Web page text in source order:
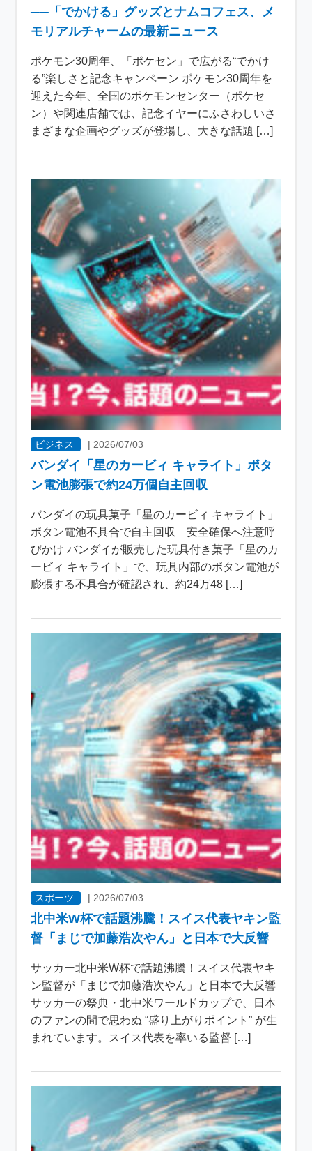
──「でかける」グッズとナムコフェス、メ
モリアルチャームの最新ニュース
ポケモン30周年、「ポケセン」で広がる“でかけ
る”楽しさと記念キャンペーン ポケモン30周年を
迎えた今年、全国のポケモンセンター（ポケセ
ン）や関連店舗では、記念イヤーにふさわしいさ
まざまな企画やグッズが登場し、大きな話題 […]
ビジネス | 2026/07/03
バンダイ「星のカービィ キャライト」ボタ
ン電池膨張で約24万個自主回収
バンダイの玩具菓子「星のカービィ キャライト」
ボタン電池不具合で自主回収 安全確保へ注意呼
びかけ バンダイが販売した玩具付き菓子「星のカ
ービィ キャライト」で、玩具内部のボタン電池が
膨張する不具合が確認され、約24万48 […]
スポーツ | 2026/07/03
北中米W杯で話題沸騰！スイス代表ヤキン監
督「まじで加藤浩次やん」と日本で大反響
サッカー北中米W杯で話題沸騰！スイス代表ヤキ
ン監督が「まじで加藤浩次やん」と日本で大反響
サッカーの祭典・北中米ワールドカップで、日本
のファンの間で思わぬ “盛り上がりポイント” が生
まれています。スイス代表を率いる監督 […]